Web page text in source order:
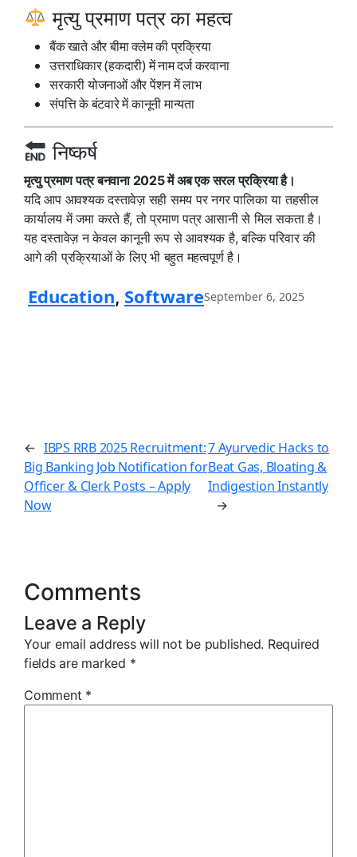
मृत्यु प्रमाण पत्र का महत्व
बैंक खाते और बीमा क्लेम की प्रक्रिया
उत्तराधिकार (हकदारी) में नाम दर्ज करवाना
सरकारी योजनाओं और पेंशन में लाभ
संपत्ति के बंटवारे में कानूनी मान्यता
निष्कर्ष
मृत्यु प्रमाण पत्र बनवाना 2025 में अब एक सरल प्रक्रिया है।
यदि आप आवश्यक दस्तावेज़ सही समय पर नगर पालिका या तहसील
कार्यालय में जमा करते हैं, तो प्रमाण पत्र आसानी से मिल सकता है।
यह दस्तावेज़ न केवल कानूनी रूप से आवश्यक है, बल्कि परिवार की
आगे की प्रक्रियाओं के लिए भी बहुत महत्वपूर्ण है।
Education, SoftwareSeptember 6, 2025
← IBPS RRB 2025 Recruitment:
Big Banking Job Notification for
Officer & Clerk Posts – Apply
Now
7 Ayurvedic Hacks to
Beat Gas, Bloating &
Indigestion Instantly
→
Comments
Leave a Reply
Your email address will not be published. Required
fields are marked *
Comment *